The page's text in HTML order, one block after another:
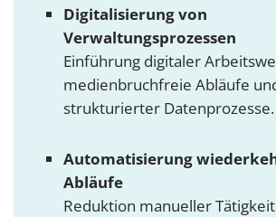
Digitalisierung von
Verwaltungsprozessen
Einführung digitaler
medienbruchfreie Abläufe
strukturierter Datenprozesse.
Automatisierung
Abläufe
Reduktion manueller